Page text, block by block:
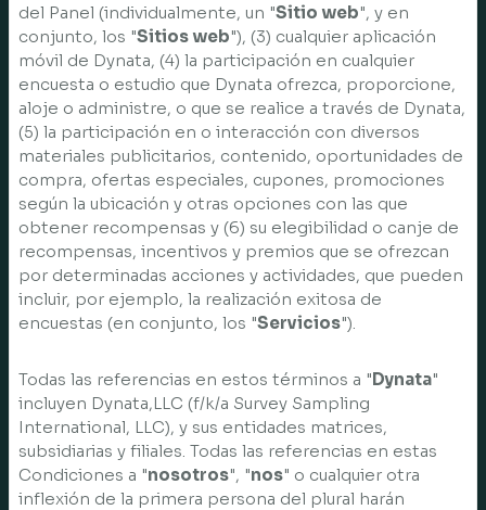
del Panel (individualmente, un "Sitio web", y en
conjunto, los "Sitios web"), (3) cualquier aplicación
móvil de Dynata, (4) la participación en cualquier
encuesta o estudio que Dynata ofrezca, proporcione,
aloje o administre, o que se realice a través de Dynata,
(5) la participación en o interacción con diversos
materiales publicitarios, contenido, oportunidades de
compra, ofertas especiales, cupones, promociones
según la ubicación y otras opciones con las que
obtener recompensas y (6) su elegibilidad o canje de
recompensas, incentivos y premios que se ofrezcan
por determinadas acciones y actividades, que pueden
incluir, por ejemplo, la realización exitosa de
encuestas (en conjunto, los "Servicios").
Todas las referencias en estos términos a "Dynata"
incluyen Dynata,LLC (f/k/a Survey Sampling
International, LLC), y sus entidades matrices,
subsidiarias y filiales. Todas las referencias en estas
Condiciones a "nosotros", "nos" o cualquier otra
inflexión de la primera persona del plural harán